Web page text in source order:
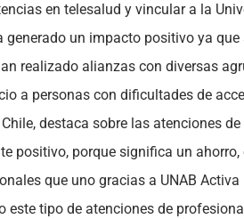
en telesalud y vincular a la
generado un impacto positivo ya
realizado alianzas con diversas
a personas con dificultades de
destaca sobre las atenciones
positivo, porque significa un
que uno gracias a UNAB
este tipo de atenciones de